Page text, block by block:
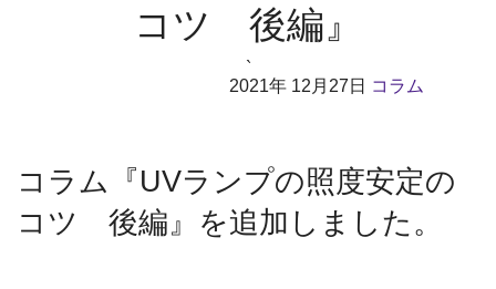
コツ 後編』
`
2021年 12月27日 コラム
コラム『UVランプの照度安定の
コツ 後編』を追加しました。